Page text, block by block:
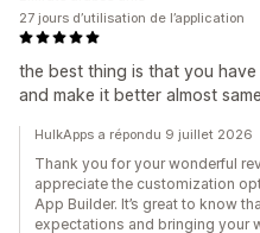
the best thing is that you
and make it better almost
27 jours d’utilisation de l’application
HulkApps a répondu 9 juillet 2026
Thank you for your wonderful
appreciate the customization
App Builder. It’s great to know
expectations and bringing your